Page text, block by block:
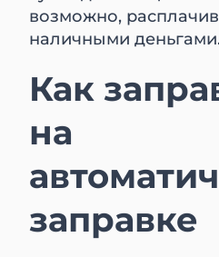
возможно,
наличными
Как
на
заправке